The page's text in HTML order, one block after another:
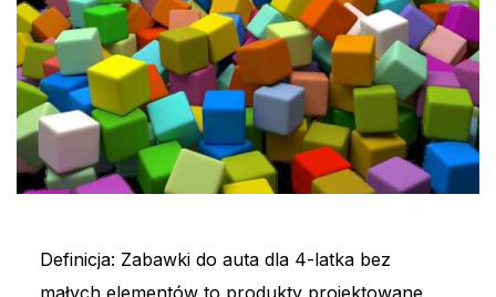
Definicja: Zabawki do auta dla 4-latka bez